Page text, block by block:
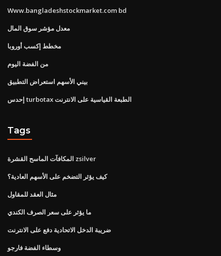
Www.bangladeshstockmarket.com bd
معدل مؤشر سوق المال
مخطط إكسب أوروبا
من الفضة اليوم
بيني الأسهم استعراض التطبيق
إحدس turbotax الطبعة القياسية على الانترنت
Tags
المكافآت الماسح القشرة zsilver
كيف يؤثر التضخم على الأسهم العادية؟
مثال العقد للمقاول
ما يؤثر على سعر الصرف الكندي
ضريبة الدخل الاتحادية دفع على الانترنت
وسطاء الفضة فارجو